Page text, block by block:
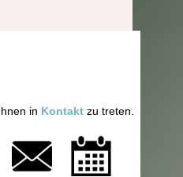
in Kontakt zu treten.